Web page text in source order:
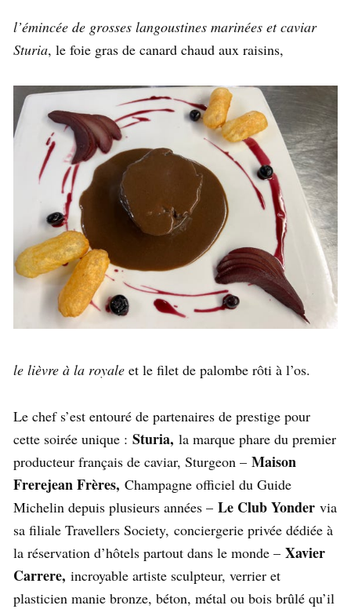
l’émincée de grosses langoustines marinées et caviar
Sturia, le foie gras de canard chaud aux raisins,
le lièvre à la royale et le filet de palombe rôti à l’os.
Le chef s’est entouré de partenaires de prestige pour
cette soirée unique : Sturia, la marque phare du premier
producteur français de caviar, Sturgeon – Maison
Frerejean Frères, Champagne officiel du Guide
Michelin depuis plusieurs années – Le Club Yonder via
sa filiale Travellers Society, conciergerie privée dédiée à
la réservation d’hôtels partout dans le monde – Xavier
Carrere, incroyable artiste sculpteur, verrier et
plasticien manie bronze, béton, métal ou bois brûlé qu’il